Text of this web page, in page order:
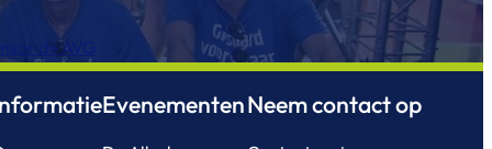
de AVG
EvenementenNeem contact op